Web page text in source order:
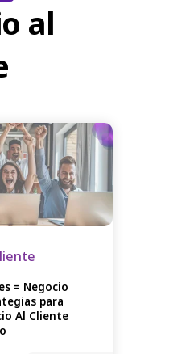
al
= Negocio
para
Al Cliente